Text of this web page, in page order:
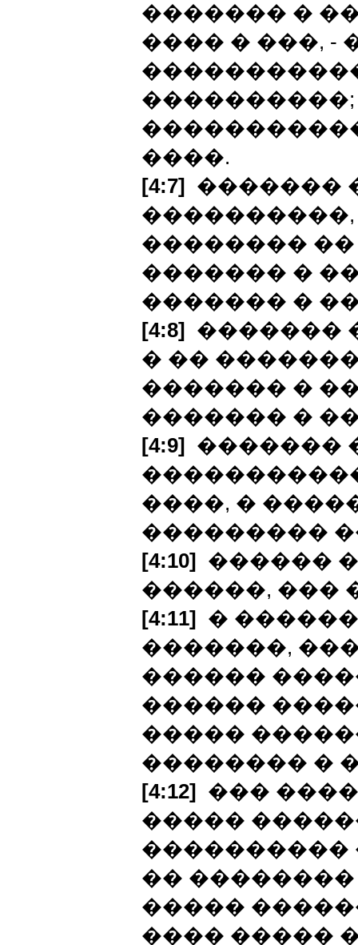
������� �
���� � ���, -
����������;
����.
[4:7] �������
�������� ��
������� �
������� �
[4:8] �������
� ��
������� �
������� �
[4:9] �������
����, �
���������
[4:10] ������
������, ���
[4:11] �
�������,
������
������
�����
�������� �
[4:12] ���
�����
����������
��
�����
���� �����